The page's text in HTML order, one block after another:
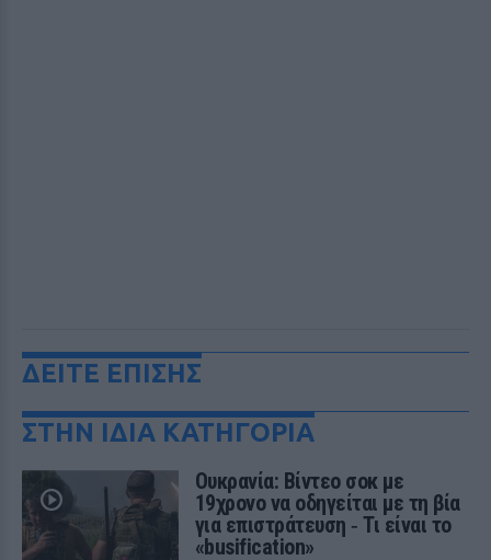
ΔΕΙΤΕ ΕΠΙΣΗΣ
ΣΤΗΝ ΙΔΙΑ ΚΑΤΗΓΟΡΙΑ
Ουκρανία: Βίντεο σοκ με
19χρονο να οδηγείται με τη βία
για επιστράτευση ‑ Τι είναι το
«busification»